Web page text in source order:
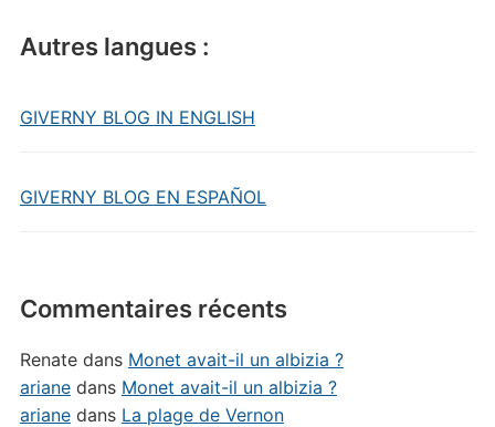
Autres langues :
GIVERNY BLOG IN ENGLISH
GIVERNY BLOG EN ESPAÑOL
Commentaires récents
Renatedans Monet avait-il un albizia ?
arianedans Monet avait-il un albizia ?
arianedans La plage de Vernon